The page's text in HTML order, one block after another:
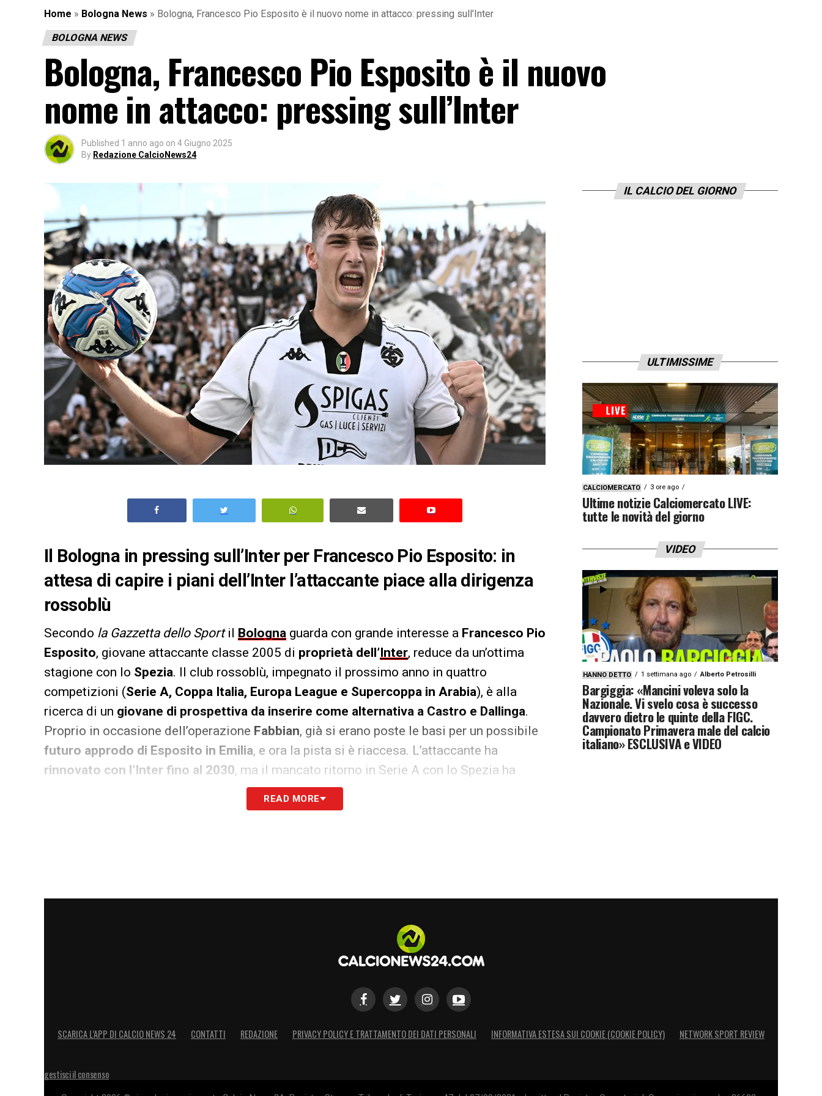
Home » Bologna News » Bologna, Francesco Pio Esposito è il nuovo nome in attacco: pressing sull’Inter
BOLOGNA NEWS
Bologna, Francesco Pio Esposito è il nuovo
nome in attacco: pressing sull’Inter
Published 1 anno ago on 4 Giugno 2025
By Redazione CalcioNews24
Il Bologna in pressing sull’Inter per Francesco Pio Esposito: in
attesa di capire i piani dell’Inter l’attaccante piace alla dirigenza
rossoblù
Secondo la Gazzetta dello Sportil Bologna guarda con grande interesse a Francesco Pio
Esposito, giovane attaccante classe 2005 di proprietà dell’Inter, reduce da un’ottima
stagione con lo Spezia. Il club rossoblù, impegnato il prossimo anno in quattro
competizioni (Serie A, Coppa Italia, Europa League e Supercoppa in Arabia), è alla
ricerca di un giovane di prospettiva da inserire come alternativa a Castro e Dallinga.
Proprio in occasione dell’operazione Fabbian, già si erano poste le basi per un possibile
futuro approdo di Esposito in Emilia, e ora la pista si è riaccesa. L’attaccante ha
rinnovato con l’Inter fino al 2030, ma il mancato ritorno in Serie A con lo Spezia ha
riaperto il discorso su un prestito, con il Bologna in pole position tra le tante pretendenti.
immediate di titolarità, ma con la fame giusta per crescere in un contesto europeo. Con
la dirigenza felsinea è decisa
a investire su un elemento complementare ma di grande prospettiva. Esposito, che ha
profilo ideale per questa scommessa. Il Bologna, da tempo al lavoro su questa idea, è
nella speranza di anticipare la concorrenza e accogliere in rosa un nuovo talento pronto
READ MORE
IL CALCIO DEL GIORNO
ULTIMISSIME
CALCIOMERCATO 3 ore ago
Ultime notizie Calciomercato LIVE:
tutte le novità del giorno
VIDEO
HANNO DETTO 1 settimana ago Alberto Petrosilli
Bargiggia: «Mancini voleva solo la
Nazionale. Vi svelo cosa è successo
davvero dietro le quinte della FIGC.
Campionato Primavera male del calcio
italiano» ESCLUSIVA e VIDEO
SCARICA L’APP DI CALCIO NEWS 24 CONTATTI REDAZIONE PRIVACY POLICY E TRATTAMENTO DEI DATI PERSONALI INFORMATIVA ESTESA SUI COOKIE (COOKIE POLICY) NETWORK SPORT REVIEW
gestisci il consenso